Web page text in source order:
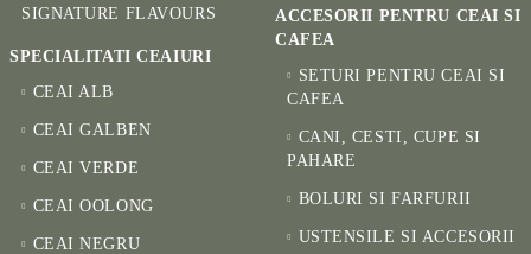
SIGNATURE FLAVOURS
SPECIALITATI CEAIURI
CEAI ALB
CEAI GALBEN
CEAI VERDE
CEAI OOLONG
CEAI NEGRU
ACCESORII PENTRU CEAI SI
CAFEA
SETURI PENTRU CEAI SI
CAFEA
CANI, CESTI, CUPE SI
PAHARE
BOLURI SI FARFURII
USTENSILE SI ACCESORII